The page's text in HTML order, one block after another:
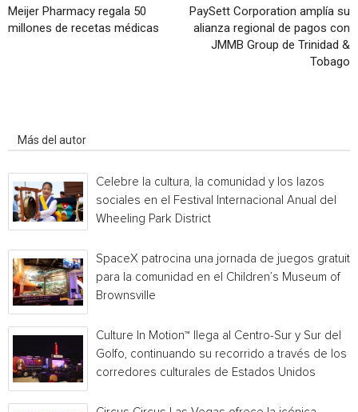
Meijer Pharmacy regala 50
millones de recetas médicas
PaySett Corporation amplía su
alianza regional de pagos con
JMMB Group de Trinidad &
Tobago
Más del autor
Celebre la cultura, la comunidad y los lazos
sociales en el Festival Internacional Anual del
Wheeling Park District
SpaceX patrocina una jornada de juegos gratuita
para la comunidad en el Children’s Museum of
Brownsville
Culture In Motion™ llega al Centro-Sur y Sur del
Golfo, continuando su recorrido a través de los
corredores culturales de Estados Unidos